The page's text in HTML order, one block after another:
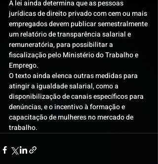
A lei ainda determina que as pessoas
jurídicas de direito privado com cem ou mais
empregados devem publicar semestralmente
um relatório de transparência salarial e
remuneratória, para possibilitar a
fiscalização pelo Ministério do Trabalho e
Emprego.
O texto ainda elenca outras medidas para
atingir a igualdade salarial, como a
disponibilização de canais específicos para
denúncias, e o incentivo à formação e
capacitação de mulheres no mercado de
trabalho.